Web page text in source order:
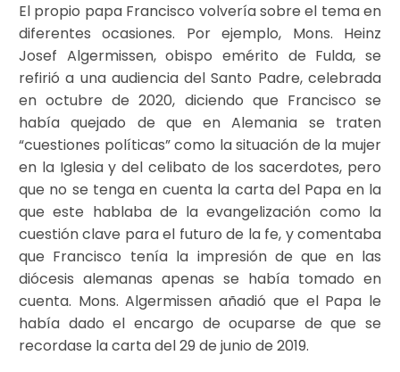
El propio papa Francisco volvería sobre el tema en
diferentes ocasiones. Por ejemplo, Mons. Heinz
Josef Algermissen, obispo emérito de Fulda, se
refirió a una audiencia del Santo Padre, celebrada
en octubre de 2020, diciendo que Francisco se
había quejado de que en Alemania se traten
“cuestiones políticas” como la situación de la mujer
en la Iglesia y del celibato de los sacerdotes, pero
que no se tenga en cuenta la carta del Papa en la
que este hablaba de la evangelización como la
cuestión clave para el futuro de la fe, y comentaba
que Francisco tenía la impresión de que en las
diócesis alemanas apenas se había tomado en
cuenta. Mons. Algermissen añadió que el Papa le
había dado el encargo de ocuparse de que se
recordase la carta del 29 de junio de 2019.